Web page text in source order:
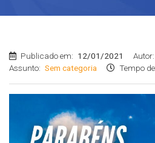
Publicado em: 12/01/2021 Autor:
Assunto: Sem categoria Tempo